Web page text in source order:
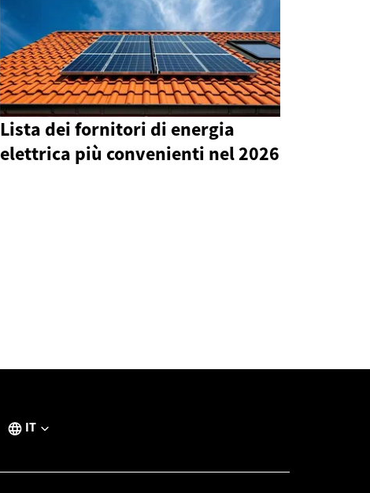
Lista dei fornitori di energia
elettrica più convenienti nel 2026
IT